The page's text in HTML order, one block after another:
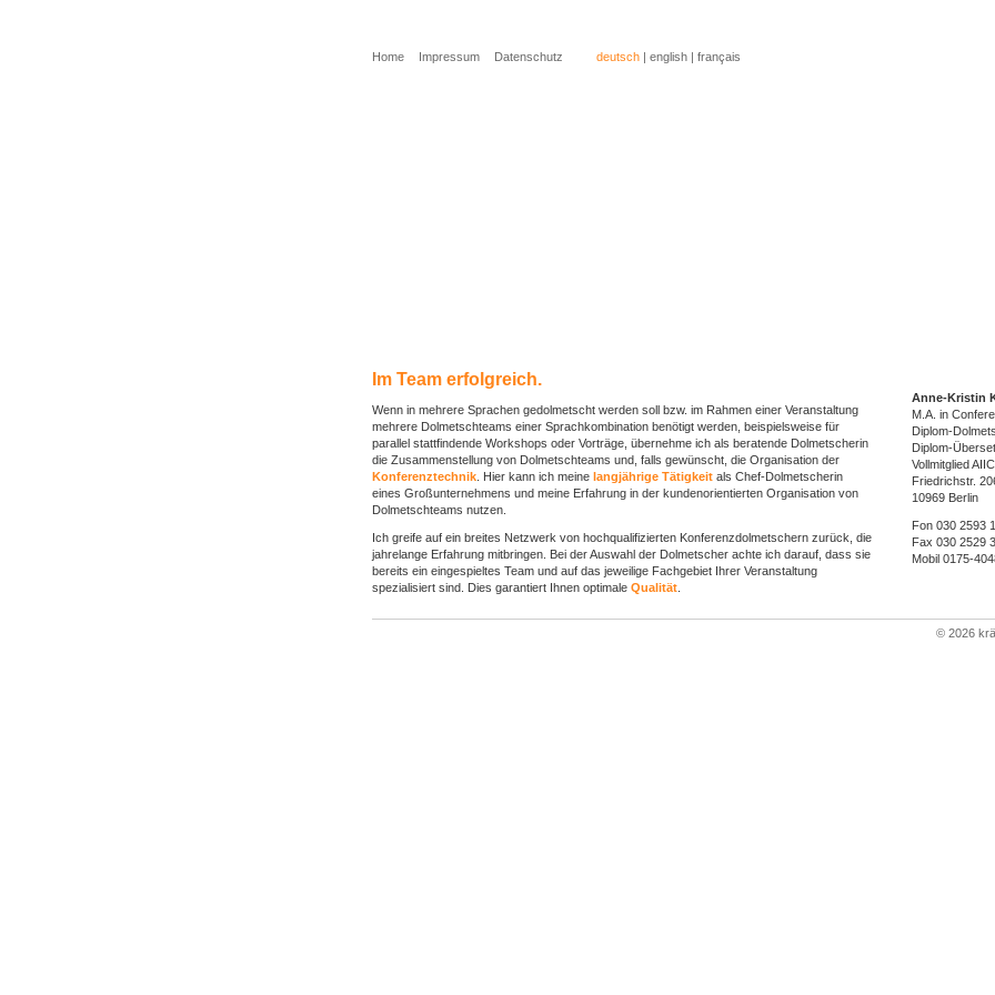
Home Impressum Datenschutz deutsch | english | français
Im Team erfolgreich.
Wenn in mehrere Sprachen gedolmetscht werden soll bzw. im Rahmen einer Veranstaltung
mehrere Dolmetschteams einer Sprachkombination benötigt werden, beispielsweise für
parallel stattfindende Workshops oder Vorträge, übernehme ich als beratende Dolmetscherin
die Zusammenstellung von Dolmetschteams und, falls gewünscht, die Organisation der
Konferenztechnik . Hier kann ich meine langjährige Tätigkeit als Chef-Dolmetscherin
eines Großunternehmens und meine Erfahrung in der kundenorientierten Organisation von
Dolmetschteams nutzen.
Ich greife auf ein breites Netzwerk von hochqualifizierten Konferenzdolmetschern zurück, die
jahrelange Erfahrung mitbringen. Bei der Auswahl der Dolmetscher achte ich darauf, dass sie
bereits ein eingespieltes Team und auf das jeweilige Fachgebiet Ihrer Veranstaltung
spezialisiert sind. Dies garantiert Ihnen optimale Qualität
Anne-Kristin
M.A. in
Diplom-
Diplom-
Vollmitglied
Friedrichstr.
10969 Berlin
Fon 030 2593
Fax 030 2529
Mobil 0175-
© 2026